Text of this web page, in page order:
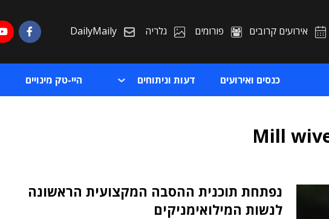
אירועים קרובים פורומים גלריה DailyMaily
כנסים ואירועים דעות וניתוחים היי-טק מינויים
Mill
נפתחת תוכנית ההסבה המקצועית הראשונה
לנשות המילואימניקים